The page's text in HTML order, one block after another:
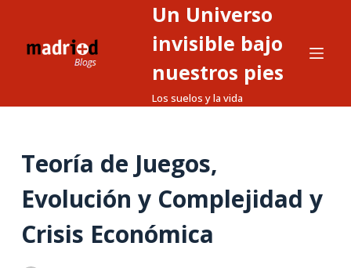
Un Universo
invisible bajo
nuestros pies
Los suelos y la vida
Teoría de Juegos,
Evolución y Complejidad y
Crisis Económica